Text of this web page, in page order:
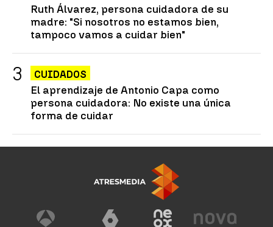
Ruth Álvarez, persona cuidadora de su
madre: "Si nosotros no estamos bien,
tampoco vamos a cuidar bien"
CUIDADOS
El aprendizaje de Antonio Capa como
persona cuidadora: No existe una única
forma de cuidar